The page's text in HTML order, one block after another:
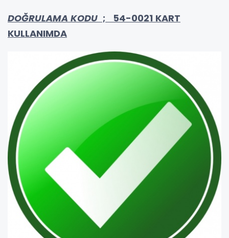
DOĞRULAMA KODU ; 54-0021 KART
KULLANIMDA